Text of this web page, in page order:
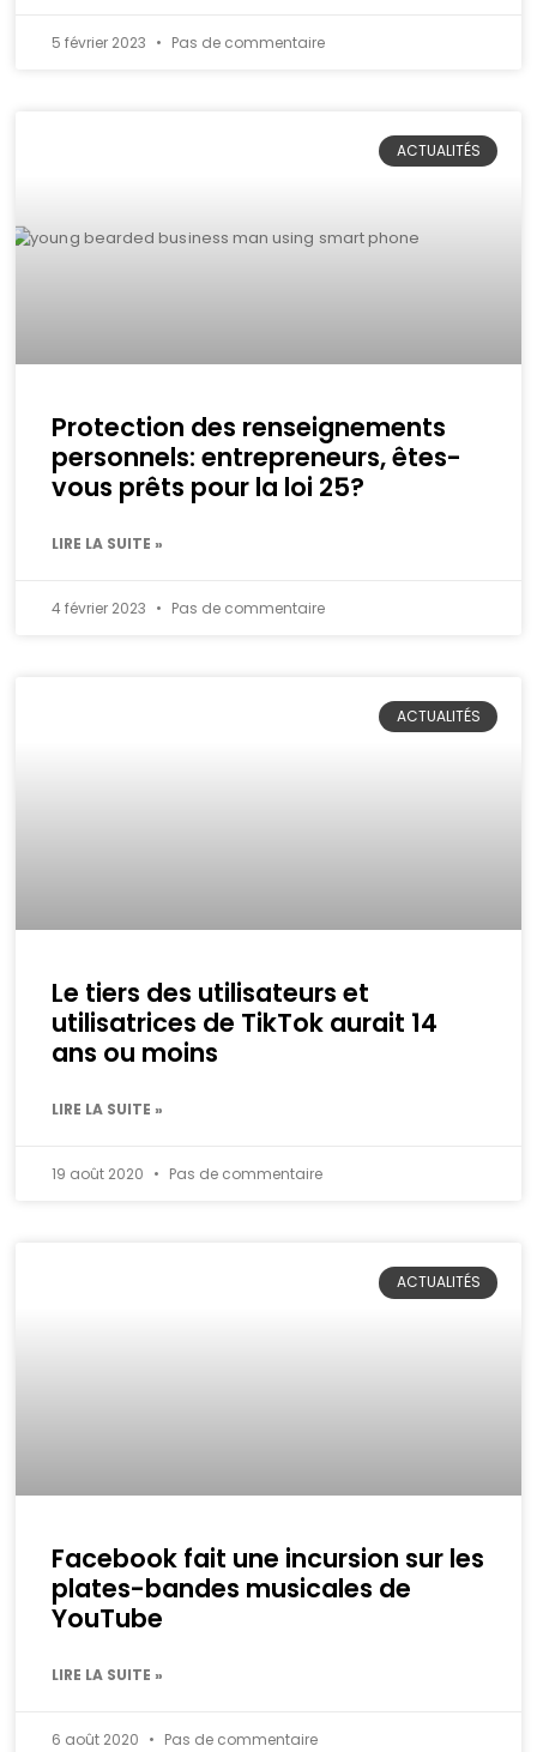
5 février 2023 Pas de commentaire
ACTUALITÉS
Protection des renseignements
personnels: entrepreneurs, êtes-
vous prêts pour la loi 25?
LIRE LA SUITE »
4 février 2023 Pas de commentaire
ACTUALITÉS
Le tiers des utilisateurs et
utilisatrices de TikTok aurait 14
ans ou moins
LIRE LA SUITE »
19 août 2020 Pas de commentaire
ACTUALITÉS
Facebook fait une incursion sur les
plates-bandes musicales de
YouTube
LIRE LA SUITE »
6 août 2020 Pas de commentaire